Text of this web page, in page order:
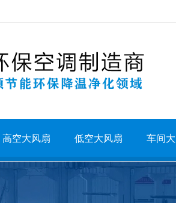
高空大风扇 低空大风扇 车间